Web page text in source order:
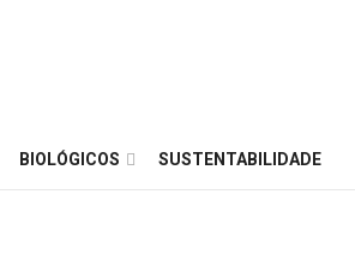
BIOLÓGICOS SUSTENTABILIDADE